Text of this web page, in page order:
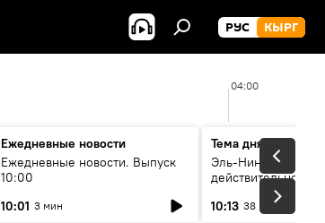
РУС КЫРГ
04:00
Ежедневные новости
Ежедневные новости. Выпуск
10:00
10:01 3 мин
Тема дня
Эль-Ниньо, жара и
действительно
погоду в
10:13 38 мин